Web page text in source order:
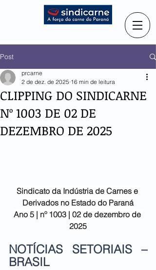
Post
CLIPPING DO SINDICARNE
Nº 1003 DE 02 DE
DEZEMBRO DE 2025
prcarne
2 de dez. de 2025 16 min de leitura
Sindicato da Indústria de Carnes e
Derivados no Estado do Paraná
Ano 5 | nº 1003 | 02 de dezembro de
2025
NOTÍCIAS SETORIAIS –
BRASIL